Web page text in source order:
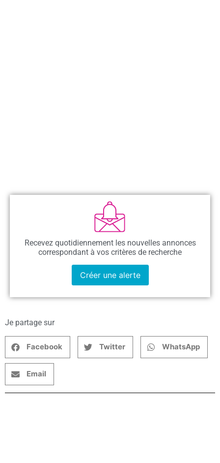
Recevez quotidiennement les nouvelles annonces
correspondant à vos critères de recherche
Créer une alerte
Je partage sur
Facebook Twitter WhatsApp
Email